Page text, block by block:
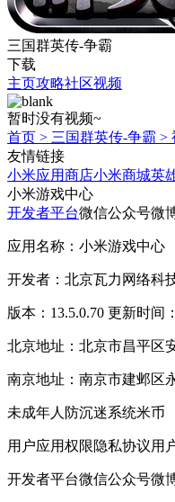
三国群英传-争霸
下载
主页攻略社区视频
暂时没有视频~
首页 > 三国群英传-争霸 >
友情链接
小米应用商店小米商城英
小米游戏中心
开发者平台微信公众号微
应用名称：小米游戏中心
开发者：北京瓦力网络科
版本：13.5.0.70 更新时间
北京地址：北京市昌平区
南京地址：南京市建邺区
未成年人防沉迷系统米币
用户应用权限隐私协议用
开发者平台微信公众号微